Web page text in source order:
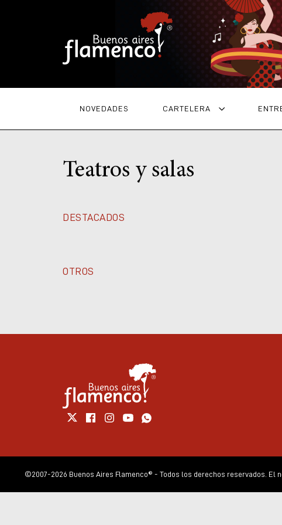
NOVEDADES CARTELERA
Teatros y salas
DESTACADOS
OTROS
©2007-2026 Buenos Aires Flamenco® - Todos los derechos reservados. El